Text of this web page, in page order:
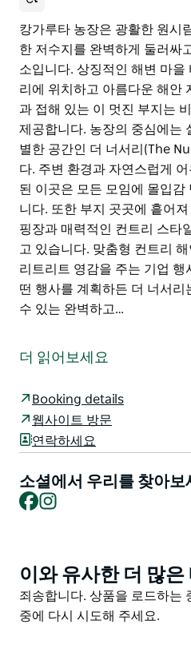
캉가루타 농장은 광활한 원시
한 저수지를 완벽하게 둘러싸
소입니다. 상징적인 해변 마을
리에 위치하고 아름다운 해안
과 접해 있는 이 멋진 부지는
제공합니다. 농장의 중심에는
별한 공간인 더 너서리(The
다. 주변 환경과 자연스럽게
된 이곳은 모든 모임에 몰입
니다. 또한 부지 곳곳에 흩어
핑장과 매력적인 컨트리 스타
고 있습니다. 맞춤형 컨트리
리트리트 영감을 주는 기업 행
떤 행사를 계획하든 더 너서
수 있는 완벽하고…
한 저수지를 완벽하게 둘러싸
과 접해 있는 이 멋진 부지는
제공합니다.
농장의 중심에는 실내외를 넘
더 너서리(The Nursery)가 자
과 자연스럽게 어우러지도록
매력적인 컨트리 스타일의 고
니다.
맞춤형 컨트리 해안 결혼식 몰
더 읽어보세요
Booking details
웹사이트 방문
연락하세요
소셜에서 우리를 찾아보
Facebook
Product
List
이와 유사한 더 많은
Product
List
죄송합니다. 상품을 로드하는
중에 다시 시도해 주세요.